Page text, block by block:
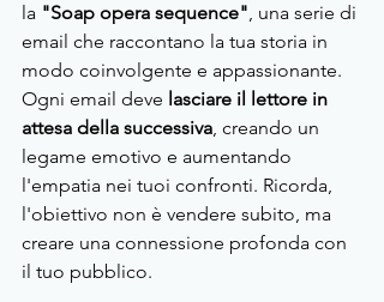
la "Soap opera sequence", una serie di
email che raccontano la tua storia in
modo coinvolgente e appassionante.
Ogni email deve lasciare il lettore in
attesa della successiva, creando un
legame emotivo e aumentando
l'empatia nei tuoi confronti. Ricorda,
l'obiettivo non è vendere subito, ma
creare una connessione profonda con
il tuo pubblico.